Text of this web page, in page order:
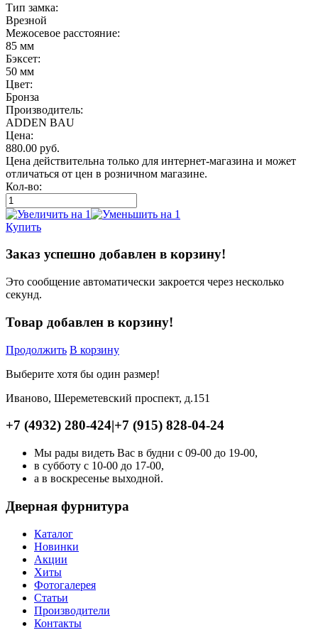
Тип замка:
Врезной
Межосевое расстояние:
85 мм
Бэксет:
50 мм
Цвет:
Бронза
Производитель:
ADDEN BAU
Цена:
880.00 руб.
Цена действительна только для интернет-магазина и может
отличаться от цен в розничном магазине.
Кол-во:
Купить
Заказ успешно добавлен в корзину!
Это сообщение автоматически закроется через несколько
секунд.
Товар добавлен в корзину!
Продолжить В корзину
Выберите хотя бы один размер!
Иваново, Шереметевский проспект, д.151
+7 (4932) 280-424|+7 (915) 828-04-24
Мы рады видеть Вас в будни с 09-00 до 19-00,
в субботу с 10-00 до 17-00,
а в воскресенье выходной.
Дверная фурнитура
Каталог
Новинки
Акции
Хиты
Фотогалерея
Статьи
Производители
Контакты